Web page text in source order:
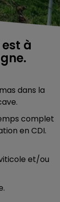
à
dans la
complet
en CDI.
et/ou